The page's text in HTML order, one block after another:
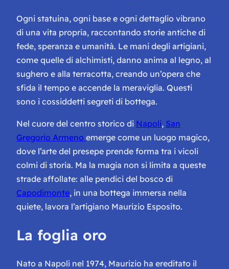
Ogni statuina, ogni base e ogni dettaglio vibrano
di una vita propria, raccontando storie antiche di
fede, speranza e umanità. Le mani degli artigiani,
come quelle di alchimisti, danno anima al legno, al
sughero e alla terracotta, creando un’opera che
sfida il tempo e accende la meraviglia. Questi
sono i cossiddetti segreti di bottega.
Nel cuore del centro storico di Napoli, San
Gregorio Armeno emerge come un luogo magico,
dove l’arte del presepe prende forma tra i vicoli
colmi di storia. Ma la magia non si limita a queste
strade affollate: alle pendici del bosco di
Capodimonte, in una bottega immersa nella
quiete, lavora l’artigiano Maurizio Esposito.
La foglia oro
Nato a Napoli nel 1974, Maurizio ha ereditato il